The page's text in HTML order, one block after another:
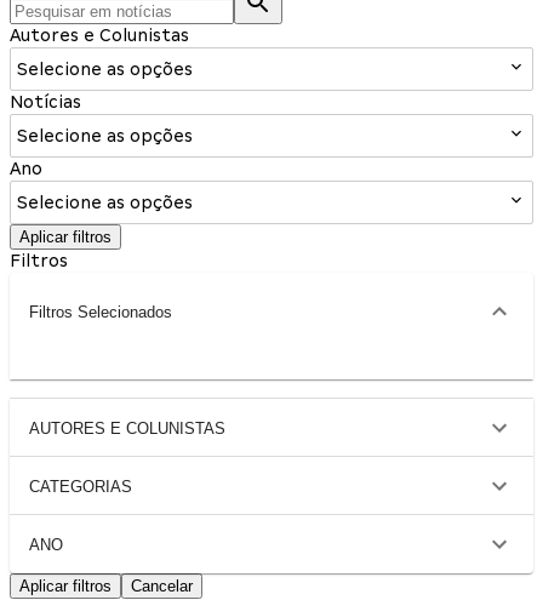
Autores e Colunistas
Selecione as opções
Notícias
Selecione as opções
Ano
Selecione as opções
Aplicar filtros
Filtros
Filtros Selecionados
AUTORES E COLUNISTAS
CATEGORIAS
ANO
Aplicar filtros Cancelar